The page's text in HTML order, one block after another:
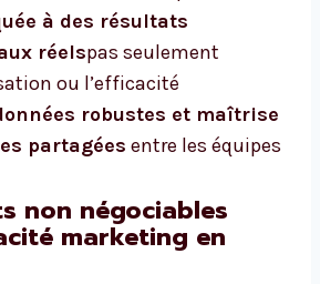
à des résultats
réelspas seulement
ou l’efficacité
robustes et maîtrise
partagées entre les équipes
non négociables
marketing en